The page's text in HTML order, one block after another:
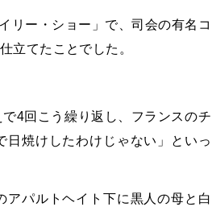
リー・ショー」で、司会の有名コ
立てたことでした。
で4回こう繰り返し、フランスのチ
日焼けしたわけじゃない」といっ
アパルトヘイト下に黒人の母と白